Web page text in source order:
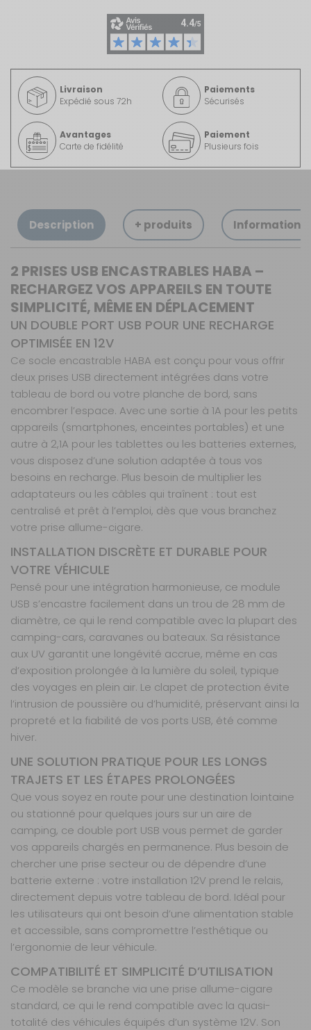
Livraison
Expédié sous 72h
Paiements
Sécurisés
Avantages
Carte de fidélité
Paiement
Plusieurs fois
Description + produits Informations
2 PRISES USB ENCASTRABLES HABA –
RECHARGEZ VOS APPAREILS EN TOUTE
SIMPLICITÉ, MÊME EN DÉPLACEMENT
UN DOUBLE PORT USB POUR UNE RECHARGE
OPTIMISÉE EN 12V
Ce socle encastrable HABA est conçu pour vous offrir
deux prises USB directement intégrées dans votre
tableau de bord ou votre planche de bord, sans
encombrer l’espace. Avec une sortie à 1A pour les petits
appareils (smartphones, enceintes portables) et une
autre à 2,1A pour les tablettes ou les batteries externes,
vous disposez d’une solution adaptée à tous vos
besoins en recharge. Plus besoin de multiplier les
adaptateurs ou les câbles qui traînent : tout est
centralisé et prêt à l’emploi, dès que vous branchez
votre prise allume-cigare.
INSTALLATION DISCRÈTE ET DURABLE POUR
VOTRE VÉHICULE
Pensé pour une intégration harmonieuse, ce module
USB s’encastre facilement dans un trou de 28 mm de
diamètre, ce qui le rend compatible avec la plupart des
camping-cars, caravanes ou bateaux. Sa résistance
aux UV garantit une longévité accrue, même en cas
d’exposition prolongée à la lumière du soleil, typique
des voyages en plein air. Le clapet de protection évite
l’intrusion de poussière ou d’humidité, préservant ainsi la
propreté et la fiabilité de vos ports USB, été comme
hiver.
UNE SOLUTION PRATIQUE POUR LES LONGS
TRAJETS ET LES ÉTAPES PROLONGÉES
Que vous soyez en route pour une destination lointaine
ou stationné pour quelques jours sur un aire de
camping, ce double port USB vous permet de garder
vos appareils chargés en permanence. Plus besoin de
chercher une prise secteur ou de dépendre d’une
batterie externe : votre installation 12V prend le relais,
directement depuis votre tableau de bord. Idéal pour
les utilisateurs qui ont besoin d’une alimentation stable
et accessible, sans compromettre l’esthétique ou
l’ergonomie de leur véhicule.
COMPATIBILITÉ ET SIMPLICITÉ D’UTILISATION
Ce modèle se branche via une prise allume-cigare
standard, ce qui le rend compatible avec la quasi-
totalité des véhicules équipés d’un système 12V. Son